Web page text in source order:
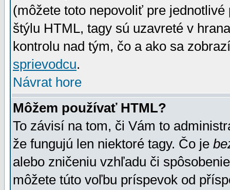
(môžete toto nepovoliť pre
štýlu HTML, tagy sú uzavreté v
kontrolu nad tým, čo a ako sa
sprievodcu.
Návrat hore
Môžem používať HTML?
To závisí na tom, či Vám to
že fungujú len niektoré tagy. Čo je
alebo zničeniu vzhľadu či
môžete túto voľbu príspevok od